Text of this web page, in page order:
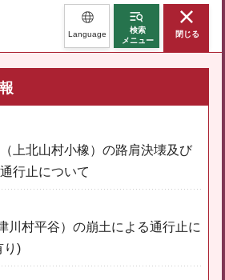
Language
検索
メニュー
閉じる
上北山村小橡）の路肩決壊及び
行止について
川村平谷）の崩土による通行止に
り)